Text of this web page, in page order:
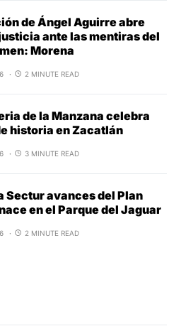
de Ángel Aguirre abre
ante las mentiras del
Morena
2 MINUTE READ
de la Manzana celebra
historia en Zacatlán
3 MINUTE READ
Sectur avances del Plan
en el Parque del Jaguar
2 MINUTE READ